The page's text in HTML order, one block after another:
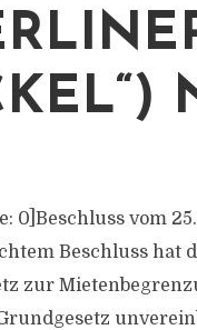
0]Beschluss vom
Beschluss hat
zur